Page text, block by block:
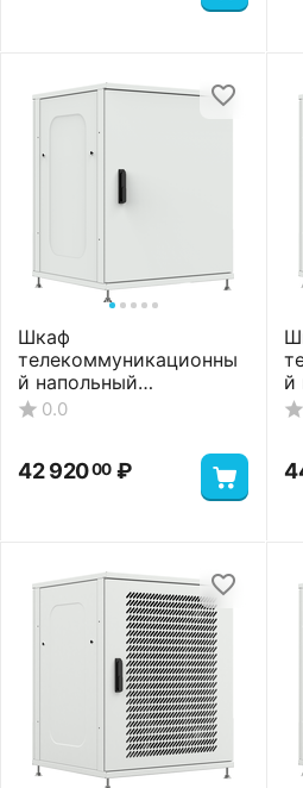
Шкаф
телекоммуникационны
й напольный
ШТНП-22U-800-600-М-
0.0
42 92000 ₽
й